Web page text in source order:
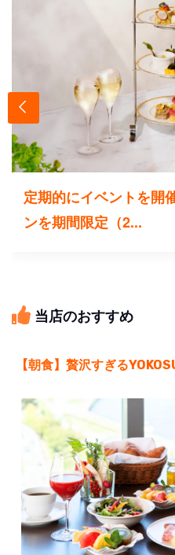
定期的にイベントを
ンを期間限定（2...
当店のおすすめ
【朝食】贅沢すぎる